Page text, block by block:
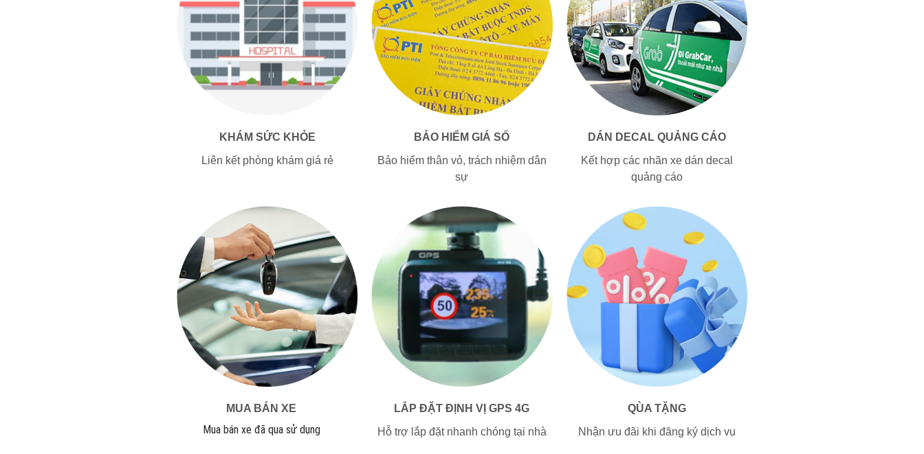
KHÁM SỨC KHỎE
Liên kết phòng khám giá rẻ
BẢO HIỂM GIÁ SỐ
Bảo hiểm thân vỏ, trách nhiệm dân
sự
DÁN DECAL QUẢNG CÁO
Kết hợp các nhãn xe dán decal
quảng cáo
MUA BÁN XE
Mua bán xe đã qua sử dụng
LẮP ĐẶT ĐỊNH VỊ GPS 4G
Hỗ trợ lắp đặt nhanh chóng tại nhà
QÙA TẶNG
Nhận ưu đãi khi đăng ký dịch vụ